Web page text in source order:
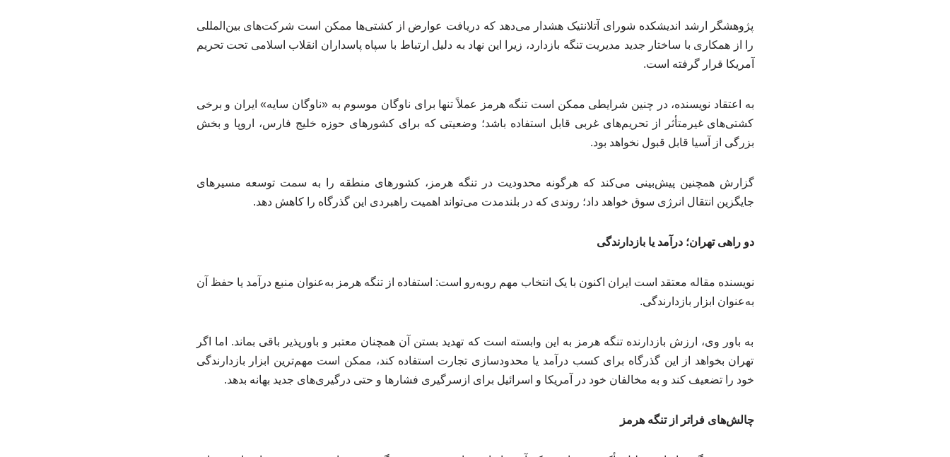
پژوهشگر ارشد اندیشکده شورای آتلانتیک هشدار می‌دهد که دریافت عوارض از کشتی‌ها ممکن است شرکت‌های بین‌المللی
را از همکاری با ساختار جدید مدیریت تنگه بازدارد، زیرا این نهاد به دلیل ارتباط با سپاه پاسداران انقلاب اسلامی تحت تحریم
آمریکا قرار گرفته است.
به اعتقاد نویسنده، در چنین شرایطی ممکن است تنگه هرمز عملاً تنها برای ناوگان موسوم به «ناوگان سایه» ایران و برخی
کشتی‌های غیرمتأثر از تحریم‌های غربی قابل استفاده باشد؛ وضعیتی که برای کشورهای حوزه خلیج فارس، اروپا و بخش
بزرگی از آسیا قابل قبول نخواهد بود.
گزارش همچنین پیش‌بینی می‌کند که هرگونه محدودیت در تنگه هرمز، کشورهای منطقه را به سمت توسعه مسیرهای
جایگزین انتقال انرژی سوق خواهد داد؛ روندی که در بلندمدت می‌تواند اهمیت راهبردی این گذرگاه را کاهش دهد.
دو راهی تهران؛ درآمد یا بازدارندگی
نویسنده مقاله معتقد است ایران اکنون با یک انتخاب مهم روبه‌رو است: استفاده از تنگه هرمز به‌عنوان منبع درآمد یا حفظ آن
به‌عنوان ابزار بازدارندگی.
به باور وی، ارزش بازدارنده تنگه هرمز به این وابسته است که تهدید بستن آن همچنان معتبر و باورپذیر باقی بماند. اما اگر
تهران بخواهد از این گذرگاه برای کسب درآمد یا محدودسازی تجارت استفاده کند، ممکن است مهم‌ترین ابزار بازدارندگی
خود را تضعیف کند و به مخالفان خود در آمریکا و اسرائیل برای ازسرگیری فشارها و حتی درگیری‌های جدید بهانه بدهد.
چالش‌های فراتر از تنگه هرمز